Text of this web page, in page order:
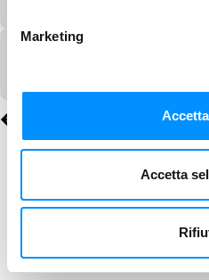
Marketing
Accetta